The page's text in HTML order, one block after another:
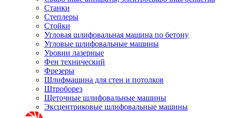
Станки
Степлеры
Стойки
Угловая шлифовальная машина по бетону
Угловые шлифовальные машины
Уровни лазерные
Фен технический
Фрезеры
Шлифмашина для стен и потолков
Штроборез
Щеточные шлифовальные машины
Эксцентриковые шлифовальные машины